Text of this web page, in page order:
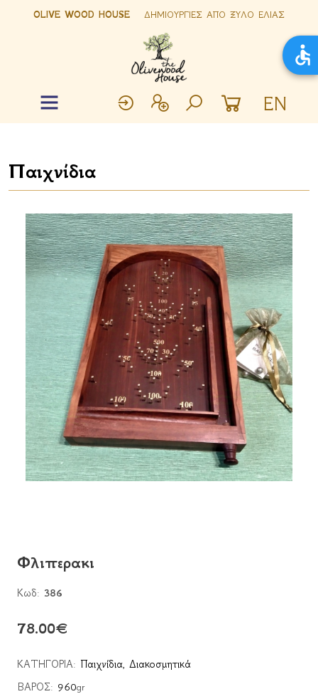
OLIVE WOOD HOUSE ΔΗΜΙΟΥΡΓΙΕΣ ΑΠΟ ΞΥΛΟ ΕΛΙΑΣ
EN
Παιχνίδια
Φλιπερακι
Κωδ: 386
78.00€
ΚΑΤΗΓΟΡΙΑ: Παιχνίδια, Διακοσμητικά
ΒΑΡΟΣ: 960gr